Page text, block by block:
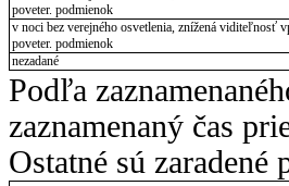
poveter. podmienok
v noci bez verejného osvetlenia, znížená viditeľnosť
poveter. podmienok
nezadané
Podľa
zaznamenaný čas
Ostatné sú